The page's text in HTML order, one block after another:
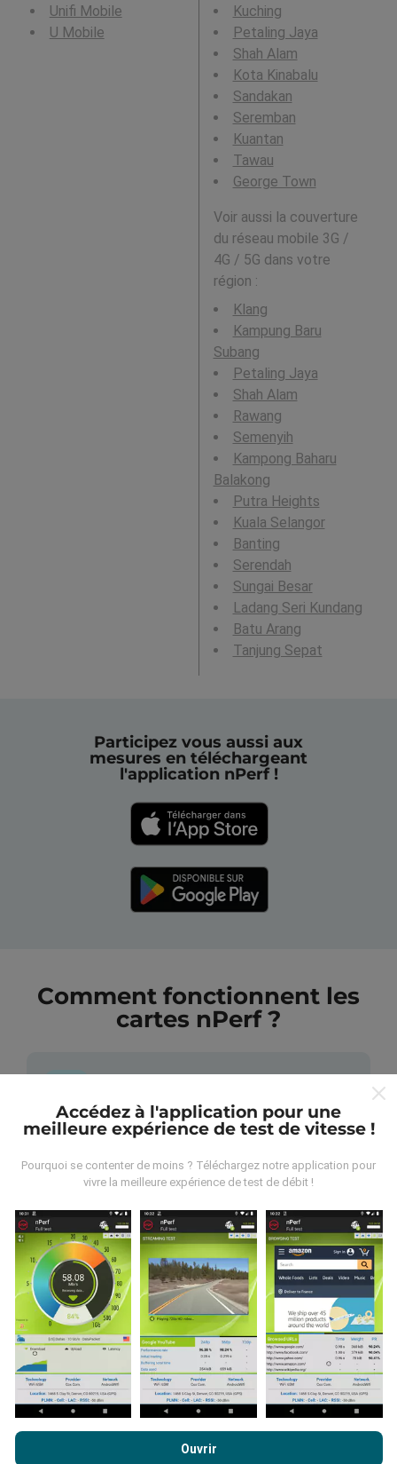
Unifi Mobile
U Mobile
Kuching
Petaling Jaya
Shah Alam
Kota Kinabalu
Sandakan
Seremban
Kuantan
Tawau
George Town
Voir aussi la couverture
du réseau mobile 3G /
4G / 5G dans votre
région :
Klang
Kampung Baru
Subang
Petaling Jaya
Shah Alam
Rawang
Semenyih
Kampong Baharu
Balakong
Putra Heights
Kuala Selangor
Banting
Serendah
Sungai Besar
Ladang Seri Kundang
Batu Arang
Tanjung Sepat
Participez vous aussi aux
mesures en téléchargeant
l'application nPerf !
Comment fonctionnent les
cartes nPerf ?
D'où proviennent les données ?
Les mesures collectées sont effectuées par les
mesures réalisées en conditions réelles, directement
sur le terrain. Si vous souhaitez participer vous aussi,
il vous suffit de télécharger l'application nPerf sur
votre smartphone.Plus il y aura de données, plus les
cartes seront complètes !
Tous les tests sont
affichés sur la carte. Des règles de filtrages sont
appliquées avant les calculs de performances pour
les publications.
Accédez à l'application pour une
meilleure expérience de test de vitesse !
Pourquoi se contenter de moins ? Téléchargez notre application pour
vivre la meilleure expérience de test de débit !
Ouvrir
politique de confidentialité et d’utilisation des cookies